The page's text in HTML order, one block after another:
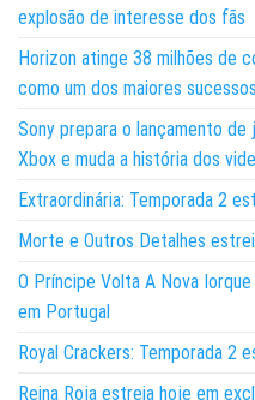
explosão de interesse dos fãs
Horizon atinge 38 milhões de
como um dos maiores
Sony prepara o lançamento
Xbox e muda a história dos
Extraordinária: Temporada 2
Morte e Outros Detalhes
O Príncipe Volta A Nova
em Portugal
Royal Crackers: Temporada 2
Reina Roja estreia hoje em